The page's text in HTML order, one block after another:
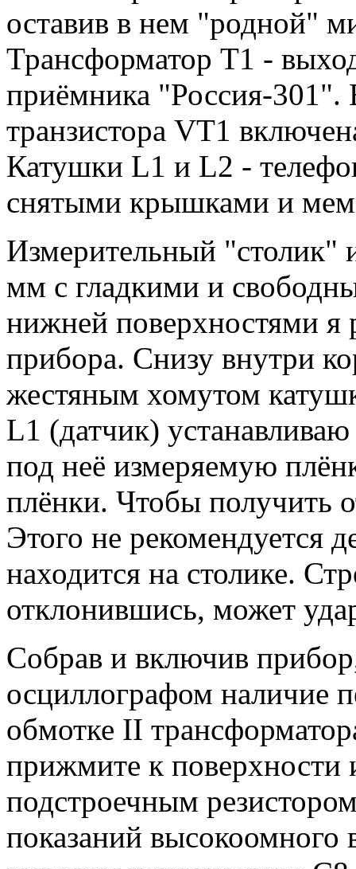
оставив в нем "родной"
Трансформатор Т1 -
приёмника "Россия-301".
транзистора VT1
Катушки L1 и L2 -
снятыми крышками и
Измерительный "столик"
мм с гладкими и
нижней поверхностями я
прибора. Снизу внутри
жестяным хомутом
L1 (датчик)
под неё измеряемую
плёнки. Чтобы получить
Этого не рекомендуется
находится на столике.
отклонившись, может
Собрав и включив
осциллографом наличие
обмотке II
прижмите к поверхности
подстроечным
показаний высокоомного